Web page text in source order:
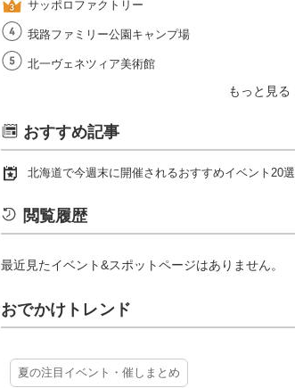
サッポロファクトリー
我路ファミリー公園キャンプ場
北一ヴェネツィア美術館
もっと見る
おすすめ記事
北海道で今週末に開催されるおすすめイベント20選
閲覧履歴
最近見たイベント&スポットページはありません。
おでかけトレンド
夏の注目イベント・催しまとめ